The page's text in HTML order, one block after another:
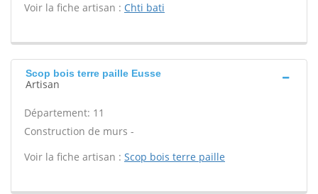
Voir la fiche artisan : Chti bati
Scop bois terre paille Eusse
Artisan
Département: 11
Construction de murs -
Voir la fiche artisan : Scop bois terre paille